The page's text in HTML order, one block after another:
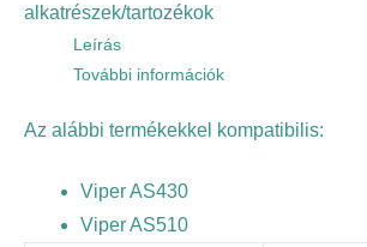
alkatrészek/tartozékok
Leírás
További információk
Az alábbi termékekkel kompatibilis:
Viper AS430
Viper AS510